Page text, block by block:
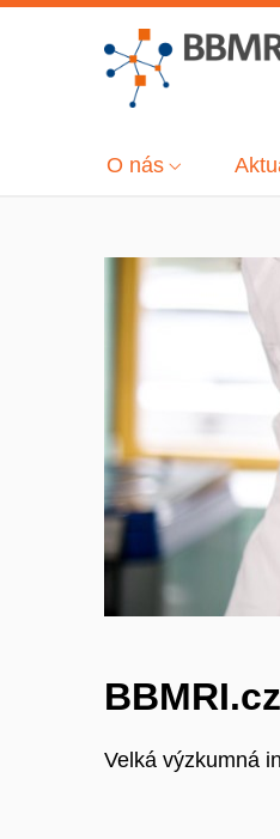
O nás
Velká výzkumná